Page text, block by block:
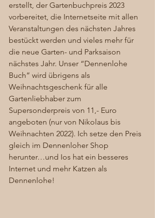
erstellt, der Gartenbuchpreis 2023
vorbereitet, die Internetseite mit allen
Veranstaltungen des nächsten Jahres
bestückt werden und vieles mehr für
die neue Garten- und Parksaison
nächstes Jahr. Unser “Dennenlohe
Buch” wird übrigens als
Weihnachtsgeschenk für alle
Gartenliebhaber zum
Supersonderpreis von 11,- Euro
angeboten (nur von Nikolaus bis
Weihnachten 2022). Ich setze den Preis
gleich im Dennenloher Shop
herunter…und Ios hat ein besseres
Internet und mehr Katzen als
Dennenlohe!